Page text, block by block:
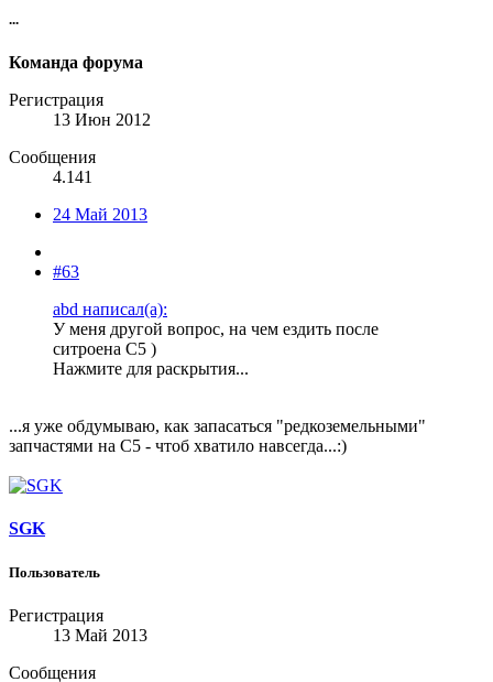
...
Команда форума
Регистрация
13 Июн 2012
Сообщения
4.141
24 Май 2013
#63
abd написал(а):
У меня другой вопрос, на чем ездить после
ситроена С5 )
Нажмите для раскрытия...
...я уже обдумываю, как запасаться "редкоземельными"
запчастями на С5 - чтоб хватило навсегда...:)
SGK
Пользователь
Регистрация
13 Май 2013
Сообщения